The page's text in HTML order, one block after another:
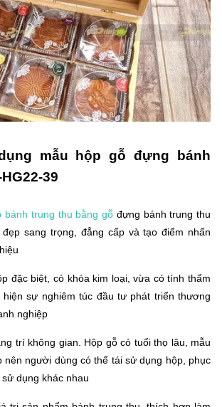
mẫu hộp gỗ đựng bánh
39
bánh trung thu bằng gỗ đựng bánh trung thu
đẹp sang trọng, đẳng cấp và tạo điểm nhấn
đặc biệt, có khóa kim loại, vừa có tính thẩm
hiện sự nghiêm túc đầu tư phát triển thương
nghiệp
trí không gian. Hộp gỗ có tuổi thọ lâu, mẫu
nên người dùng có thể tái sử dụng hộp, phục
dụng khác nhau